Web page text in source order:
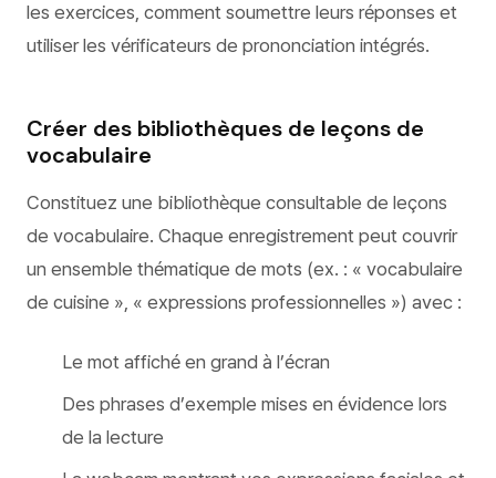
les exercices, comment soumettre leurs réponses et
utiliser les vérificateurs de prononciation intégrés.
Créer des bibliothèques de leçons de
vocabulaire
Constituez une bibliothèque consultable de leçons
de vocabulaire. Chaque enregistrement peut couvrir
un ensemble thématique de mots (ex. : « vocabulaire
de cuisine », « expressions professionnelles ») avec :
Le mot affiché en grand à l’écran
Des phrases d’exemple mises en évidence lors
de la lecture